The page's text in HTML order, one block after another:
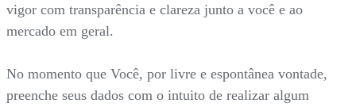
vigor com transparência e clareza junto a você e ao
mercado em geral.
No momento que Você, por livre e espontânea vontade,
preenche seus dados com o intuito de realizar algum